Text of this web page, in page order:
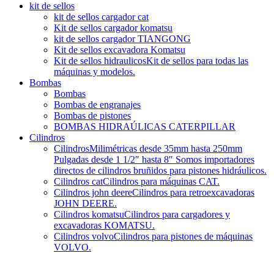
kit de sellos
kit de sellos cargador cat
Kit de sellos cargador komatsu
kit de sellos cargador TIANGONG
Kit de sellos excavadora Komatsu
Kit de sellos hidraulicosKit de sellos para todas las
máquinas y modelos.
Bombas
Bombas
Bombas de engranajes
Bombas de pistones
BOMBAS HIDRAÚLICAS CATERPILLAR
Cilindros
CilindrosMilimétricas desde 35mm hasta 250mm
Pulgadas desde 1 1/2″ hasta 8″ Somos importadores
directos de cilindros bruñidos para pistones hidráulicos.
Cilindros catCilindros para máquinas CAT.
Cilindros john deereCilindros para retroexcavadoras
JOHN DEERE.
Cilindros komatsuCilindros para cargadores y
excavadoras KOMATSU.
Cilindros volvoCilindros para pistones de máquinas
VOLVO.